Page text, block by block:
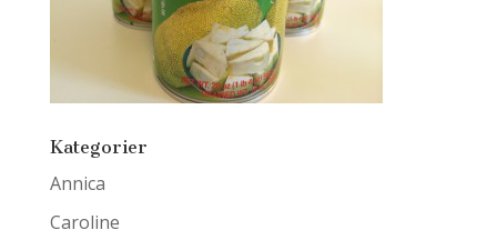
Kategorier
Annica
Caroline